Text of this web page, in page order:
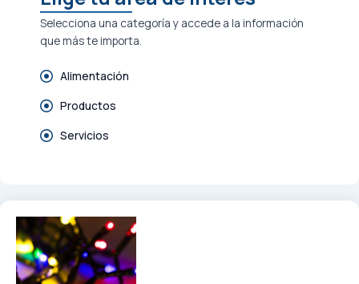
Selecciona una categoría y accede a la información
que más te importa.
Alimentación
Productos
Servicios